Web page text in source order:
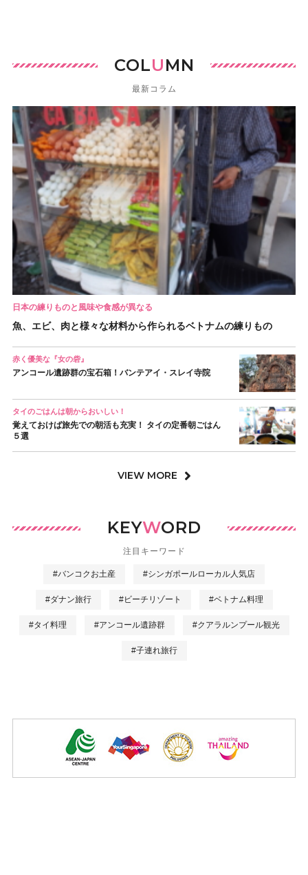
COLUMN
最新コラム
日本の練りものと風味や食感が異なる
魚、エビ、肉と様々な材料から作られるベトナムの練りもの
赤く優美な『女の砦』
アンコール遺跡群の宝石箱！バンテアイ・スレイ寺院
タイのごはんは朝からおいしい！
覚えておけば旅先での朝活も充実！ タイの定番朝ごはん
５選
VIEW MORE
KEYWORD
注目キーワード
#バンコクお土産 #シンガポールローカル人気店
#ダナン旅行 #ビーチリゾート #ベトナム料理
#タイ料理 #アンコール遺跡群 #クアラルンプール観光
#子連れ旅行